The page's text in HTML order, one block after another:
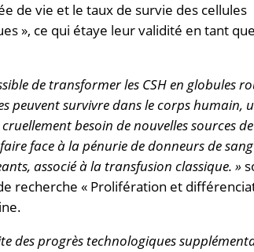
de vie et le taux de survie des cellules
», ce qui étaye leur validité en tant que
de transformer les CSH en globules
peuvent survivre dans le corps humain,
besoin de nouvelles sources de
face à la pénurie de donneurs de
associé à la transfusion classique. »
recherche « Prolifération et
des progrès technologiques